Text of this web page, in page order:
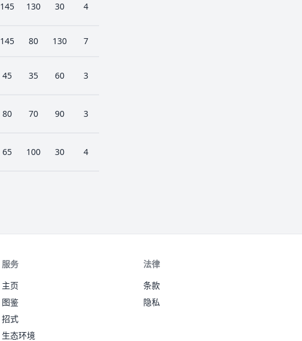
145 130 30 4
145 80 130 7
45 35 60 3
80 70 90 3
65 100 30 4
服务
主页
图鉴
招式
生态环境
法律
条款
隐私